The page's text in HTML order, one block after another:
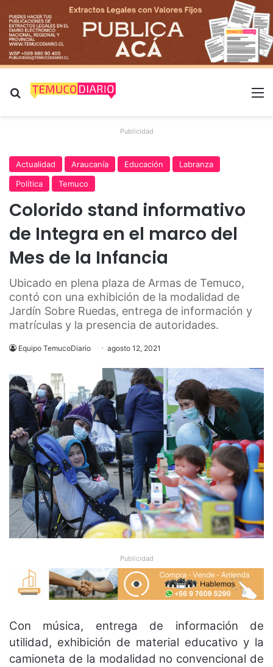
Buscar por
Publicidad
Actualidad Araucanía Educación
Labranza
Política
Temuco
Colorido stand informativo
de Integra en el marco del
Mes de la Infancia
Ubicado en plena plaza de Armas de Temuco,
contó con una exhibición de la modalidad de
Jardín Sobre Ruedas, entrega de información y
matrículas y la presencia de autoridades.
Equipo TemucoDiario agosto 12, 2021
Publicidad
Con música, entrega de información de
utilidad, exhibición de material educativo y la
camioneta de la modalidad no convencional de